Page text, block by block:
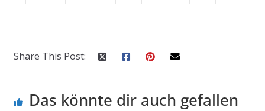
Share This Post:
Das könnte dir auch gefallen